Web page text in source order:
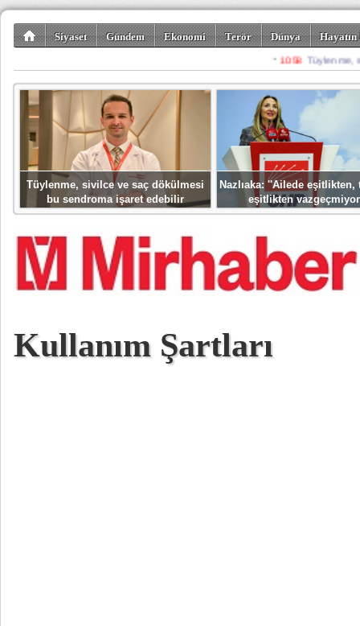
Siyaset Gündem Ekonomi Terör Dünya
Spor Misafir
Tüylenme, sivilce ve saç dökülmesi
bu sendroma işaret edebilir
Nazlıaka: ''Ailede eşitlikten,
eşitlikten
Kullanım Şartları